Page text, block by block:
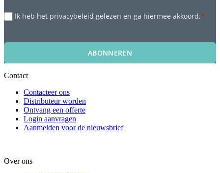
Ik heb het privacybeleid gelezen en ga hiermee akkoord.*
ABONNEREN
Contact
Contacteer ons
Distributeur worden
Ontvang een offerte
Login aanvragen
Aanmelden voor de nieuwsbrief
Over ons